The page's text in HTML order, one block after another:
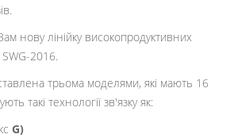
нову лінійку високопродуктивних
2016.
трьома моделями, які мають 16
такі технології зв'язку як:
G)